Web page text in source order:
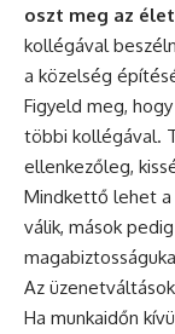
oszt meg az
kollégával
a közelség
Figyeld meg,
többi kollégával.
ellenkezőleg,
Mindkettő lehet a
válik, mások
Az
Ha munkaidőn